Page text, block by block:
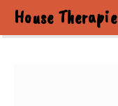
House Therapie